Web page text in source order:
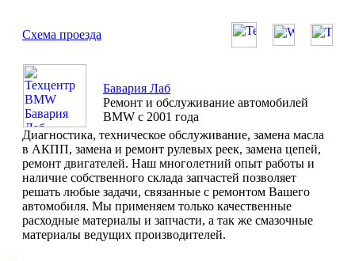
Схема проезда
Бавария Лаб
Ремонт и обслуживание автомобилей
BMW с 2001 года
Диагностика, техническое обслуживание, замена масла
в АКПП, замена и ремонт рулевых реек, замена цепей,
ремонт двигателей. Наш многолетний опыт работы и
наличие собственного склада запчастей позволяет
решать любые задачи, связанные с ремонтом Вашего
автомобиля. Мы применяем только качественные
расходные материалы и запчасти, а так же смазочные
материалы ведущих производителей.